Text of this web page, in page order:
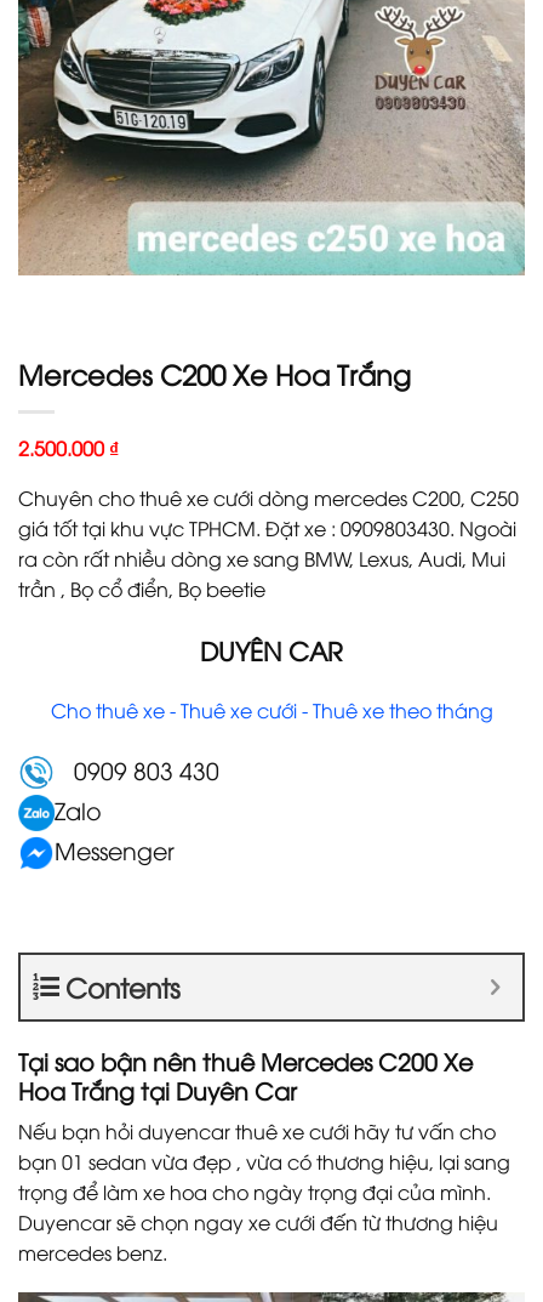
Mercedes C200 Xe Hoa Trắng
2.500.000 ₫
Chuyên cho thuê xe cưới dòng mercedes C200, C250
giá tốt tại khu vực TPHCM. Đặt xe : 0909803430. Ngoài
ra còn rất nhiều dòng xe sang BMW, Lexus, Audi, Mui
trần , Bọ cổ điển, Bọ beetie
DUYÊN CAR
Cho thuê xe - Thuê xe cưới - Thuê xe theo tháng
0909 803 430
Zalo
Messenger
Contents
Tại sao bận nên thuê Mercedes C200 Xe
Hoa Trắng tại Duyên Car
Nếu bạn hỏi duyencar thuê xe cưới hãy tư vấn cho
bạn 01 sedan vừa đẹp , vừa có thương hiệu, lại sang
trọng để làm xe hoa cho ngày trọng đại của mình.
Duyencar sẽ chọn ngay xe cưới đến từ thương hiệu
mercedes benz.